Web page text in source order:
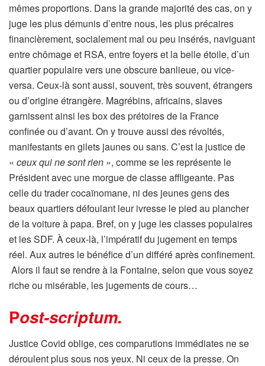
mêmes proportions. Dans la grande majorité des cas, on y
juge les plus démunis d’entre nous, les plus précaires
financièrement, socialement mal ou peu insérés, naviguant
entre chômage et RSA, entre foyers et la belle étoile, d’un
quartier populaire vers une obscure banlieue, ou vice-
versa. Ceux-là sont aussi, souvent, très souvent, étrangers
ou d’origine étrangère. Magrébins, africains, slaves
garnissent ainsi les box des prétoires de la France
confinée ou d’avant. On y trouve aussi des révoltés,
manifestants en gilets jaunes ou sans. C’est la justice de
« ceux qui ne sont rien », comme se les représente le
Président avec une morgue de classe affligeante. Pas
celle du trader cocaïnomane, ni des jeunes gens des
beaux quartiers défoulant leur ivresse le pied au plancher
de la voiture à papa. Bref, on y juge les classes populaires
et les SDF. À ceux-là, l’impératif du jugement en temps
réel. Aux autres le bénéfice d’un différé après confinement.
Alors il faut se rendre à la Fontaine, selon que vous soyez
riche ou misérable, les jugements de cours…
Post-scriptum.
Justice Covid oblige, ces comparutions immédiates ne se
déroulent plus sous nos yeux. Ni ceux de la presse. On